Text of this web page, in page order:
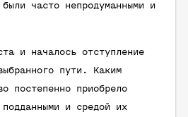
часто непродуманными и
и началось отступление
пути. Каким
постепенно приобрело
и средой их